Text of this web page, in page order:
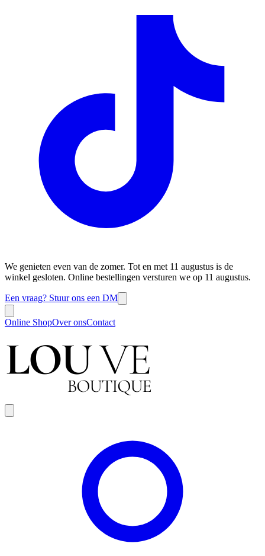
We genieten even van de zomer. Tot en met 11 augustus is de
winkel gesloten. Online bestellingen versturen we op 11 augustus.
Een vraag? Stuur ons een DM
Online ShopOver onsContact